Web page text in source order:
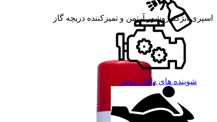
شوینده های داخل موتور
اسپری انژکتوروشور آرتمن و تمیزکننده دریچه گاز